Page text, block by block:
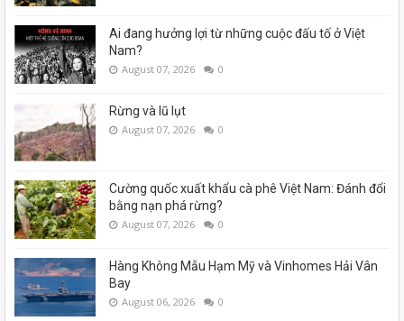
Ai đang hưởng lợi từ những cuộc đấu tố ở Việt
Nam?
August 07, 2026 0
Rừng và lũ lụt
August 07, 2026 0
Cường quốc xuất khẩu cà phê Việt Nam: Đánh đổi
bằng nạn phá rừng?
August 07, 2026 0
Hàng Không Mẫu Hạm Mỹ và Vinhomes Hải Vân
Bay
August 06, 2026 0